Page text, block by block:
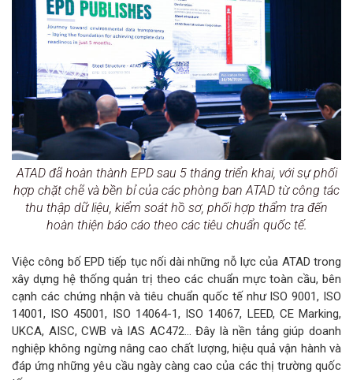
ATAD đã hoàn thành EPD sau 5 tháng triển khai, với sự phối
hợp chặt chẽ và bền bỉ của các phòng ban ATAD từ công tác
thu thập dữ liệu, kiểm soát hồ sơ, phối hợp thẩm tra đến
hoàn thiện báo cáo theo các tiêu chuẩn quốc tế.
Việc công bố EPD tiếp tục nối dài những nỗ lực của ATAD trong
xây dựng hệ thống quản trị theo các chuẩn mực toàn cầu, bên
cạnh các chứng nhận và tiêu chuẩn quốc tế như ISO 9001, ISO
14001, ISO 45001, ISO 14064-1, ISO 14067, LEED, CE Marking,
UKCA, AISC, CWB và IAS AC472… Đây là nền tảng giúp doanh
nghiệp không ngừng nâng cao chất lượng, hiệu quả vận hành và
đáp ứng những yêu cầu ngày càng cao của các thị trường quốc